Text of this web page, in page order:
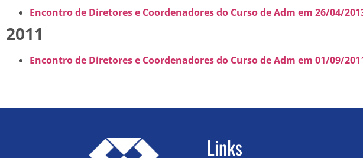
Encontro de Diretores e Coordenadores do Curso de Adm em 26/04/
2011
Encontro de Diretores e Coordenadores do Curso de Adm em 01/09/
Links